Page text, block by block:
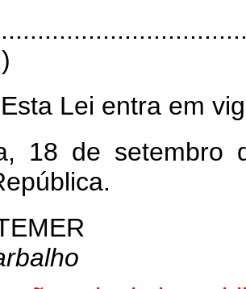
Lei entra em
18 de setembro